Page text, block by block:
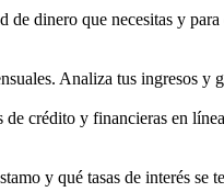
dinero que necesitas y
Analiza tus ingresos y
crédito y financieras en
y qué tasas de interés